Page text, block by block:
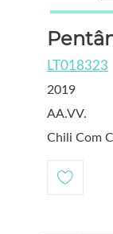
LT018323
2019
AA.VV.
Chili Com